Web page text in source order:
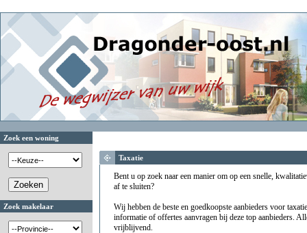
Zoek een woning
Zoek makelaar
Taxatie
Bent u op zoek naar een manier om op een snelle,
af te sluiten?
Wij hebben de beste en goedkoopste aanbieders voor
informatie of offertes aanvragen bij deze top aanbieders.
vrijblijvend.